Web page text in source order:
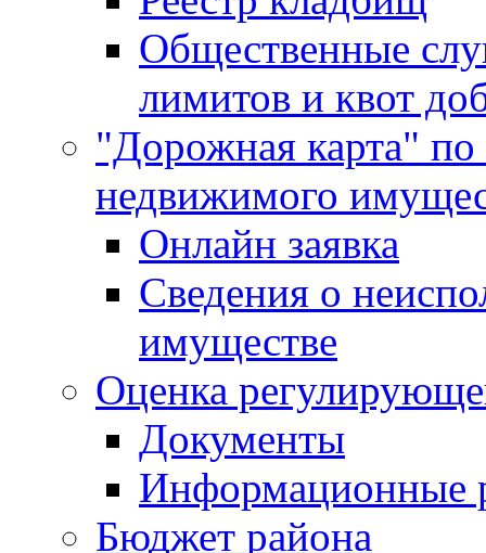
Общественные
лимитов и квот
"Дорожная карта"
недвижимого
Онлайн заявка
Сведения о
имуществе
Оценка
Документы
Информационные
Бюджет района